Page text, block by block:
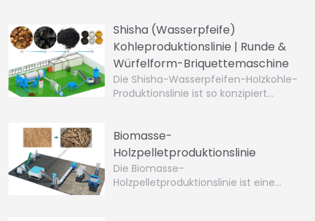
Shisha (Wasserpfeife)
Kohleproduktionslinie | Runde &
Würfelform-Briquettemaschine
Die Shisha-Wasserpfeifen-Holzkohle-
Produktionslinie ist so konzipiert…
Biomasse-
Holzpelletproduktionslinie
Die Biomasse-
Holzpelletproduktionslinie ist eine…